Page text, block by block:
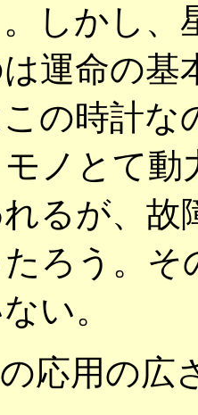
しかし、
運命の基
の時計な
ノとて
るが、故
ろう。
い。
応用の広